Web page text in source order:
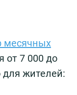
месячных
от 7 000 до
для жителей: